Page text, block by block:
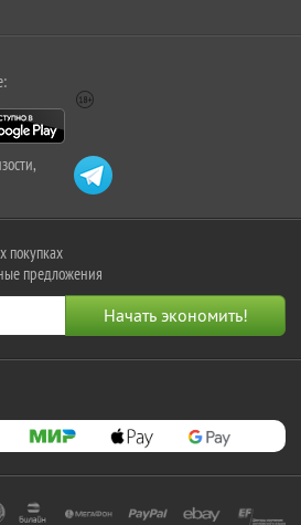
покупках
предложения